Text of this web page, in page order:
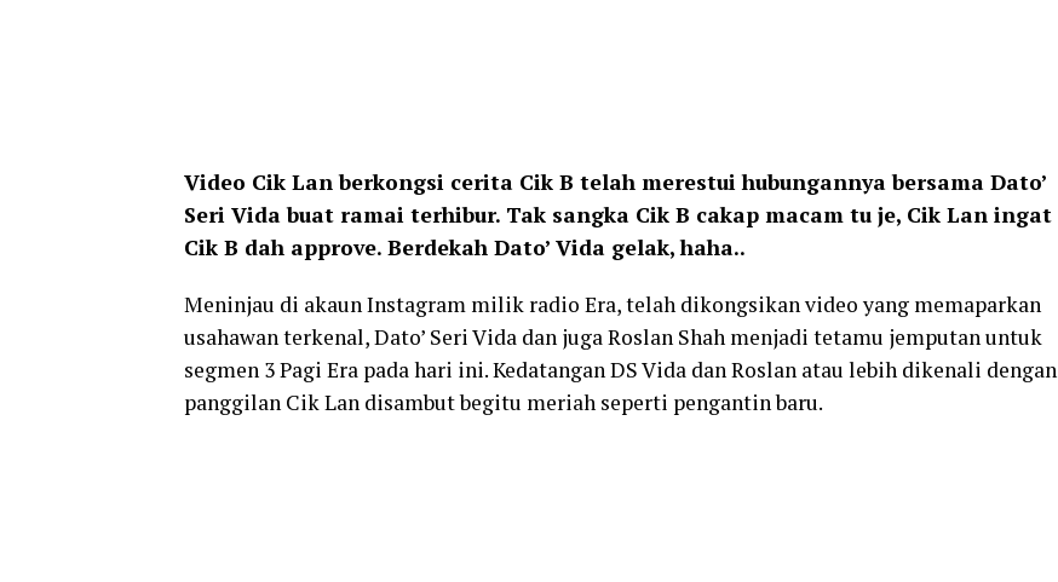
Video Cik Lan berkongsi cerita Cik B telah merestui hubungannya bersama Dato’
Seri Vida buat ramai terhibur. Tak sangka Cik B cakap macam tu je, Cik Lan ingat
Cik B dah approve. Berdekah Dato’ Vida gelak, haha..
Meninjau di akaun Instagram milik radio Era, telah dikongsikan video yang memaparkan
usahawan terkenal, Dato’ Seri Vida dan juga Roslan Shah menjadi tetamu jemputan untuk
segmen 3 Pagi Era pada hari ini. Kedatangan DS Vida dan Roslan atau lebih dikenali dengan
panggilan Cik Lan disambut begitu meriah seperti pengantin baru.